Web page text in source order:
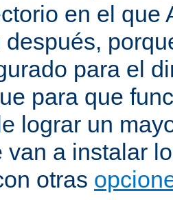
en el que
después,
para el
para que
lograr un
van a instalar
otras